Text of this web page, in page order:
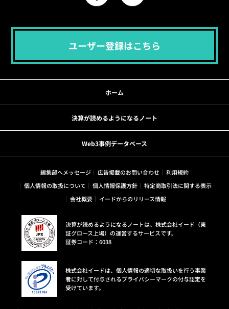
ユーザー登録はこちら
ホーム
決算が読めるようになるノート
Web3事例データベース
編集部へメッセージ 広告掲載のお問い合わせ
利用規約
個人情報の取扱について
個人情報保護方針
特定商取引法に関する表示
会社概要
イードからのリリース情報
決算が読めるようになるノートは、株式会社イード（東
証グロース上場）の運営するサービスです。
証券コード：6038
株式会社イードは、個人情報の適切な取扱いを行う事業
者に対して付与されるプライバシーマークの付与認定を
受けています。